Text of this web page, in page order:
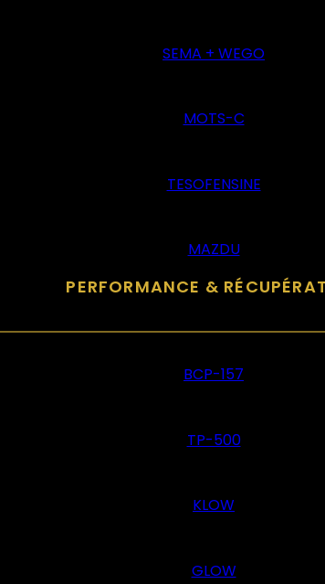
SEMA + WEGO
MOTS-C
TESOFENSINE
MAZDU
PERFORMANCE &
BCP-157
TP-500
KLOW
GLOW